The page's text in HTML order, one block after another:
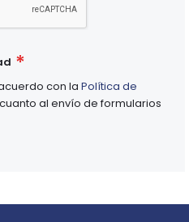
con la Política de
al envío de formularios